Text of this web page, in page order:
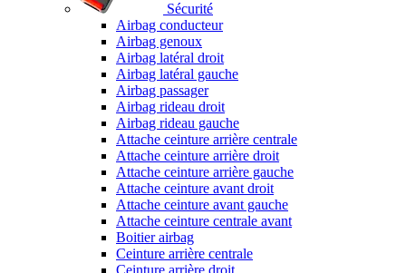
Sécurité
Airbag conducteur
Airbag genoux
Airbag latéral droit
Airbag latéral gauche
Airbag passager
Airbag rideau droit
Airbag rideau gauche
Attache ceinture arrière centrale
Attache ceinture arrière droit
Attache ceinture arrière gauche
Attache ceinture avant droit
Attache ceinture avant gauche
Attache ceinture centrale avant
Boitier airbag
Ceinture arrière centrale
Ceinture arrière droit